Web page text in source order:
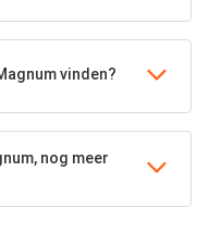
vinden?
nog meer